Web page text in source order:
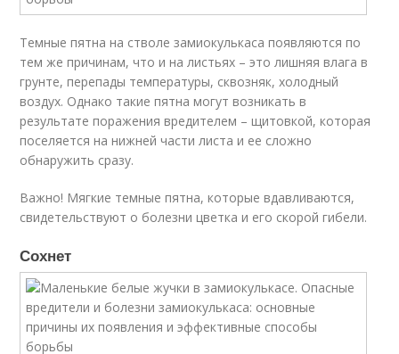
Темные пятна на стволе замиокулькаса появляются по
тем же причинам, что и на листьях – это лишняя влага в
грунте, перепады температуры, сквозняк, холодный
воздух. Однако такие пятна могут возникать в
результате поражения вредителем – щитовкой, которая
поселяется на нижней части листа и ее сложно
обнаружить сразу.
Важно! Мягкие темные пятна, которые вдавливаются,
свидетельствуют о болезни цветка и его скорой гибели.
Сохнет